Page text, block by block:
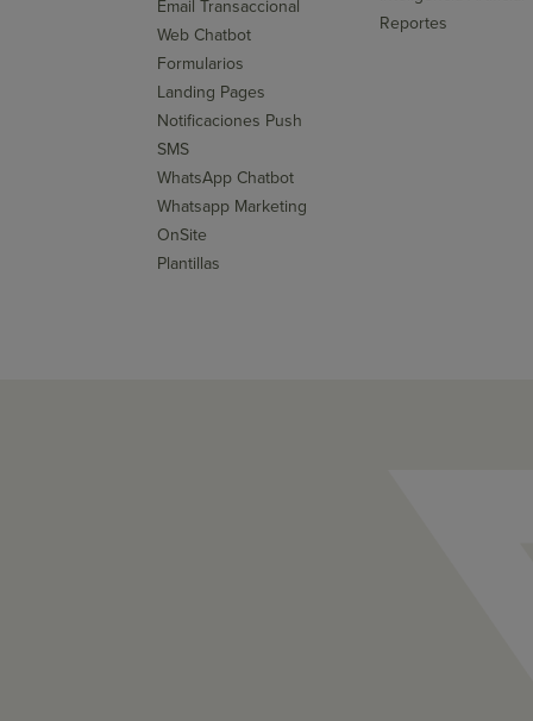
Email Transaccional
Web Chatbot
Formularios
Landing Pages
Notificaciones Push
SMS
WhatsApp Chatbot
Whatsapp Marketing
OnSite
Plantillas
Reportes